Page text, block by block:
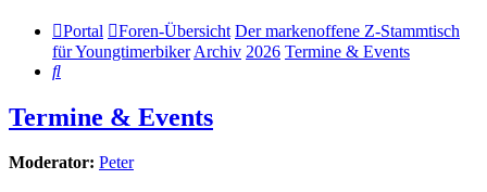
Portal Foren-Übersicht Der markenoffene Z-Stammtisch
für Youngtimerbiker Archiv 2026 Termine & Events
Suche
Termine & Events
Moderator: Peter